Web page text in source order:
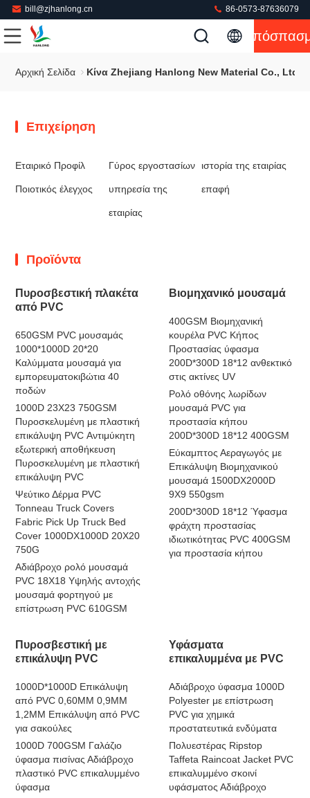
bill@zjhanlong.cn 86-0573-87636079
Αρχική Σελίδα Κίνα Zhejiang Hanlong New Material Co., Ltd.
Επιχείρηση
Εταιρικό Προφίλ Γύρος εργοστασίων ιστορία της εταιρίας
Ποιοτικός έλεγχος υπηρεσία της
εταιρίας
επαφή
Προϊόντα
Πυροσβεστική πλακέτα
από PVC
650GSM PVC μουσαμάς
1000*1000D 20*20
Καλύμματα μουσαμά για
εμπορευματοκιβώτια 40
ποδών
1000D 23X23 750GSM
Πυροσκελυμένη με πλαστική
επικάλυψη PVC Αντιμύκητη
εξωτερική αποθήκευση
Πυροσκελυμένη με πλαστική
επικάλυψη PVC
Ψεύτικο Δέρμα PVC
Tonneau Truck Covers
Fabric Pick Up Truck Bed
Cover 1000DX1000D 20X20
750G
Αδιάβροχο ρολό μουσαμά
PVC 18X18 Υψηλής αντοχής
μουσαμά φορτηγού με
επίστρωση PVC 610GSM
Βιομηχανικό μουσαμά
400GSM Βιομηχανική
κουρέλα PVC Κήπος
Προστασίας ύφασμα
200D*300D 18*12 ανθεκτικό
στις ακτίνες UV
Ρολό οθόνης λωρίδων
μουσαμά PVC για
προστασία κήπου
200D*300D 18*12 400GSM
Εύκαμπτος Αεραγωγός με
Επικάλυψη Βιομηχανικού
μουσαμά 1500DX2000D
9X9 550gsm
200D*300D 18*12 Ύφασμα
φράχτη προστασίας
ιδιωτικότητας PVC 400GSM
για προστασία κήπου
Πυροσβεστική με
επικάλυψη PVC
1000D*1000D Επικάλυψη
από PVC 0,60MM 0,9MM
1,2MM Επικάλυψη από PVC
για σακούλες
1000D 700GSM Γαλάζιο
ύφασμα πισίνας Αδιάβροχο
πλαστικό PVC επικαλυμμένο
ύφασμα
Υφάσματα
επικαλυμμένα με PVC
Αδιάβροχο ύφασμα 1000D
Polyester με επίστρωση
PVC για χημικά
προστατευτικά ενδύματα
Πολυεστέρας Ripstop
Taffeta Raincoat Jacket PVC
επικαλυμμένο σκοινί
υφάσματος Αδιάβροχο